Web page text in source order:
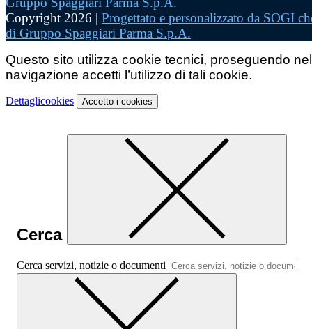
Copyright 2026 | Progettato e personalizzato da SOGI
di Gruppo Spaggiari Parma S.p.A.
Questo sito utilizza cookie tecnici, proseguendo
navigazione accetti l’utilizzo di tali cookie.
Dettaglicookies Accetto i cookies
Cerca
Cerca servizi, notizie o documenti